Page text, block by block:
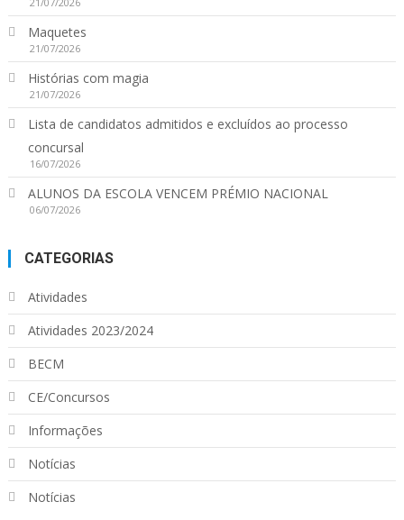
Maquetes
21/07/2026
Histórias com magia
21/07/2026
Lista de candidatos admitidos e excluídos ao processo
concursal
16/07/2026
ALUNOS DA ESCOLA VENCEM PRÉMIO NACIONAL
06/07/2026
CATEGORIAS
Atividades
Atividades 2023/2024
BECM
CE/Concursos
Informações
Notícias
Notícias